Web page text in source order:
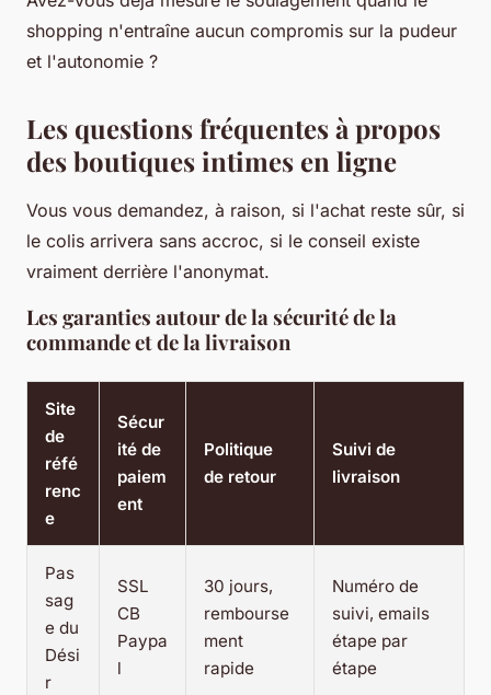
shopping n'entraîne aucun compromis sur la pudeur
et l'autonomie ?
Les questions fréquentes à propos
des boutiques intimes en ligne
Vous vous demandez, à raison, si l'achat reste sûr, si
le colis arrivera sans accroc, si le conseil existe
vraiment derrière l'anonymat.
Les garanties autour de la sécurité de la
commande et de la livraison
Site
de
réfé
renc
e
Sécur
ité de
paiem
ent
Politique
de retour
Suivi de
livraison
Pas
sag
e du
Dési
r
SSL
CB
Paypa
l
30 jours,
rembourse
ment
rapide
Numéro de
suivi, emails
étape par
étape